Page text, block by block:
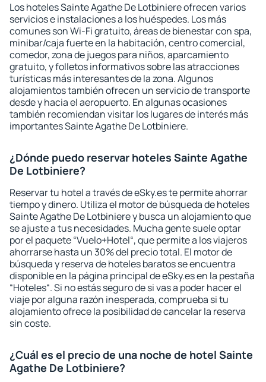
Los hoteles Sainte Agathe De Lotbiniere ofrecen varios
servicios e instalaciones a los huéspedes. Los más
comunes son Wi-Fi gratuito, áreas de bienestar con spa,
minibar/caja fuerte en la habitación, centro comercial,
comedor, zona de juegos para niños, aparcamiento
gratuito, y folletos informativos sobre las atracciones
turísticas más interesantes de la zona. Algunos
alojamientos también ofrecen un servicio de transporte
desde y hacia el aeropuerto. En algunas ocasiones
también recomiendan visitar los lugares de interés más
importantes Sainte Agathe De Lotbiniere.
¿Dónde puedo reservar hoteles Sainte Agathe
De Lotbiniere?
Reservar tu hotel a través de eSky.es te permite ahorrar
tiempo y dinero. Utiliza el motor de búsqueda de hoteles
Sainte Agathe De Lotbiniere y busca un alojamiento que
se ajuste a tus necesidades. Mucha gente suele optar
por el paquete “Vuelo+Hotel“, que permite a los viajeros
ahorrarse hasta un 30% del precio total. El motor de
búsqueda y reserva de hoteles baratos se encuentra
disponible en la página principal de eSky.es en la pestaña
“Hoteles“. Si no estás seguro de si vas a poder hacer el
viaje por alguna razón inesperada, comprueba si tu
alojamiento ofrece la posibilidad de cancelar la reserva
sin coste.
¿Cuál es el precio de una noche de hotel Sainte
Agathe De Lotbiniere?